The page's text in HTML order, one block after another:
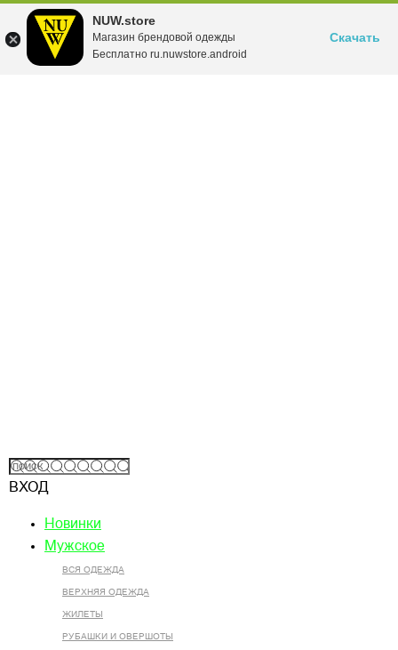
NUW.store
Магазин брендовой одежды
Бесплатно ru.nuwstore.android
Скачать
ВХОД
Новинки
Мужское
ВСЯ ОДЕЖДА
ВЕРХНЯЯ ОДЕЖДА
ЖИЛЕТЫ
РУБАШКИ И ОВЕРШОТЫ